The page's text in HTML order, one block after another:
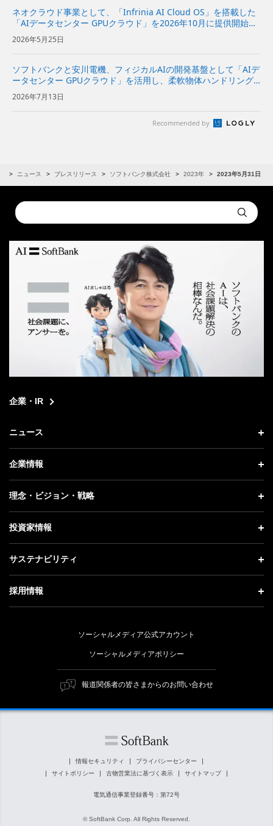
ネオクラウド事業として、「Infrinia AI Cloud OS」を搭載した
「AIデータセンター GPUクラウド」を2026年10月に提供開始～
AIモデルの開発から推論、データ処理までの幅広いAIワークロー
ドを効率的かつ柔軟に実行可能～ ...
2026年5月25日
ソフトバンクと安川電機、フィジカルAIの開発基盤として「AIデ
ータセンター GPUクラウド」を活用し、柔軟物体ハンドリング
システムを実証～NVIDIAと協力し、ロボットの動作データ収集
からAIの学習・評価、実機への適用までを効率化～ | 企...
2026年7月13日
Recommended by
ニュース プレスリリース ソフトバンク株式会社 2023年 2023年5月31日
Conduct
a
Submit
企業・IR
ニュース
ニュース トップ
プレスリリース
更新情報
記者説明会
企業情報
企業情報 トップ
社長メッセージ
事業紹介
ガバナンス
理念・ビジョン・戦略
理念・ビジョン・戦略 トップ
成長戦略「Activate AI for Society」
人材戦略
投資家情報
投資家情報 トップ
経営方針
個人投資家の皆さまへ
株式と社債について
サステナビリティ
サステナビリティ トップ
トップメッセージ
ESG方針・体制
マテリアリティ（重要課題）
ESGの主な取り組み
外部評価・イニシアチブ
採用情報
障がい者採用
ソーシャルメディア公式アカウント
ソーシャルメディアポリシー
報道関係者の皆さまからのお問い合わせ
情報セキュリティ
プライバシーセンター
サイトポリシー
古物営業法に基づく表示 サイトマップ
電気通信事業登録番号：第72号
© SoftBank Corp. All Rights Reserved.